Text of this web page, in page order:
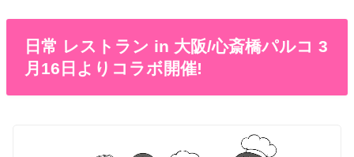
日常 レストラン in 大阪/心斎橋パルコ 3
月16日よりコラボ開催!